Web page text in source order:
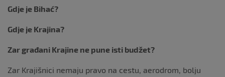
Gdje je Bihać?
Gdje je Krajina?
Zar građani Krajine ne pune isti budžet?
Zar Krajišnici nemaju pravo na cestu, aerodrom, bolju